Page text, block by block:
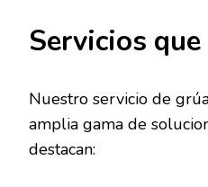
Servicios
Nuestro servicio de
amplia gama de
destacan: